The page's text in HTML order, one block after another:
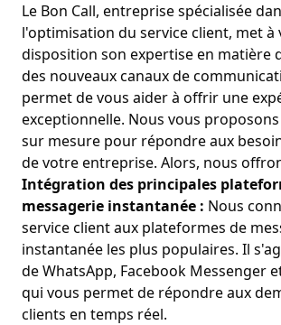
Le Bon Call, entreprise spécialisée
l'optimisation du service client, met à
disposition son expertise en matière
des nouveaux canaux de
permet de vous aider à offrir une
exceptionnelle. Nous vous
sur mesure pour répondre aux
de votre entreprise. Alors, nous
Intégration des principales
messagerie instantanée : Nous
service client aux plateformes de
instantanée les plus populaires. Il
de WhatsApp, Facebook Messenger
qui vous permet de répondre aux
clients en temps réel.